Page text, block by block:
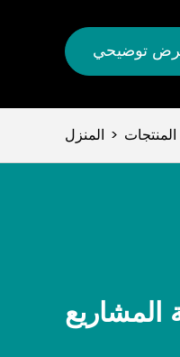
المنزل المنتجات